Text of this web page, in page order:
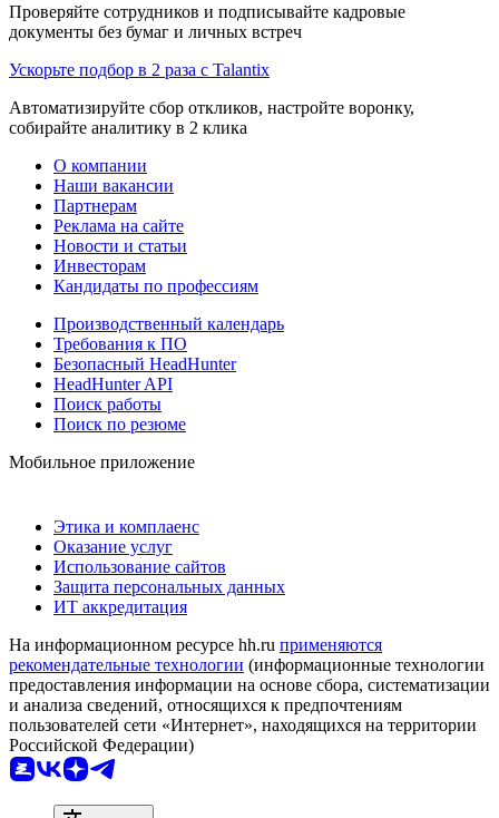
Проверяйте сотрудников и подписывайте кадровые
документы без бумаг и личных встреч
Ускорьте подбор в 2 раза с Talantix
Автоматизируйте сбор откликов, настройте воронку,
собирайте аналитику в 2 клика
О компании
Наши вакансии
Партнерам
Реклама на сайте
Новости и статьи
Инвесторам
Кандидаты по профессиям
Производственный календарь
Требования к ПО
Безопасный HeadHunter
HeadHunter API
Поиск работы
Поиск по резюме
Мобильное приложение
Этика и комплаенс
Оказание услуг
Использование сайтов
Защита персональных данных
ИТ аккредитация
На информационном ресурсе hh.ru применяются
рекомендательные технологии (информационные технологии
предоставления информации на основе сбора, систематизации
и анализа сведений, относящихся к предпочтениям
пользователей сети «Интернет», находящихся на территории
Российской Федерации)